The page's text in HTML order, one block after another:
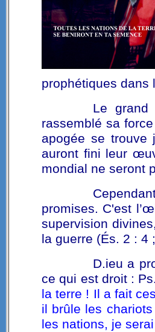
prophétiques dans
Le grand
rassemblé sa
apogée se trouve
auront fini leur
mondial ne seront
promises. C'est
supervision
la guerre (És. 2 : 4
D.ieu a
ce qui est droit :
la terre ! Il a fait
il brûle les
les nations, je